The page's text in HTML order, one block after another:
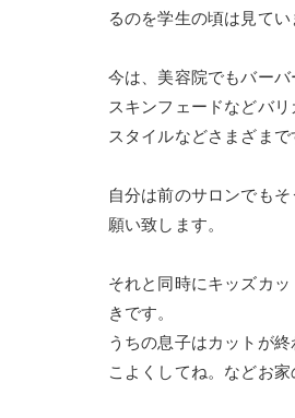
るのを学生の頃は見てい
今は、美容院でもバー
スキンフェードなどバ
スタイルなどさまざまで
自分は前のサロンでも
願い致します。
それと同時にキッズカ
きです。
うちの息子はカットが
こよくしてね。などお